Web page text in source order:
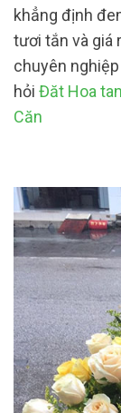
khẳng định
tươi tắn và giá
chuyên
hỏi Đăt Hoa
Căn